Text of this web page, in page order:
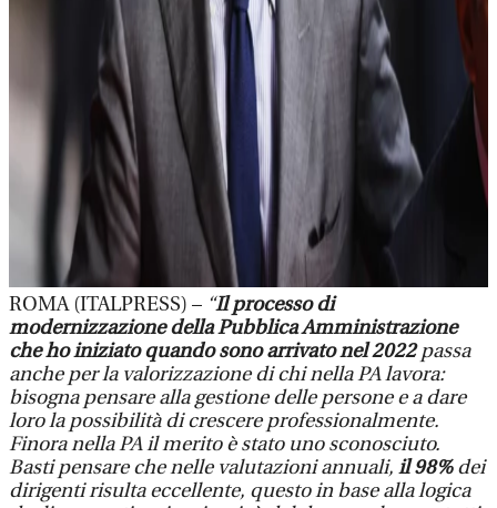
ROMA (ITALPRESS) – “Il processo di
modernizzazione della Pubblica Amministrazione
che ho iniziato quando sono arrivato nel 2022passa
anche per la valorizzazione di chi nella PA lavora:
bisogna pensare alla gestione delle persone e a dare
loro la possibilità di crescere professionalmente.
Finora nella PA il merito è stato uno sconosciuto.
Basti pensare che nelle valutazioni annuali, il 98%dei
dirigenti risulta eccellente, questo in base alla logica